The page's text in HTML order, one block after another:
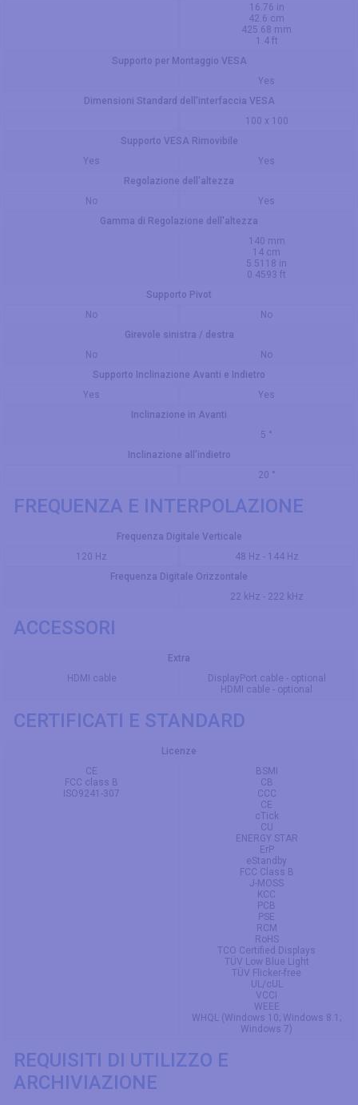
16.76 in
42.6 cm
425.68 mm
1.4 ft
Supporto per Montaggio VESA
Yes
Dimensioni Standard dell'interfaccia VESA
100 x 100
Supporto VESA Rimovibile
Yes
Yes
Regolazione dell'altezza
No
Yes
Gamma di Regolazione dell'altezza
140 mm
14 cm
5.5118 in
0.4593 ft
Supporto Pivot
No
No
Girevole sinistra / destra
No
No
Supporto Inclinazione Avanti e Indietro
Yes
Yes
Inclinazione in Avanti
5 °
Inclinazione all'indietro
20 °
FREQUENZA E INTERPOLAZIONE
Frequenza Digitale Verticale
120 Hz
48 Hz - 144 Hz
Frequenza Digitale Orizzontale
22 kHz - 222 kHz
ACCESSORI
Extra
HDMI cable
DisplayPort cable - optional
HDMI cable - optional
CERTIFICATI E STANDARD
Licenze
CE
FCC class B
ISO9241-307
BSMI
CB
CCC
CE
cTick
CU
ENERGY STAR
ErP
eStandby
FCC Class B
J-MOSS
KCC
PCB
PSE
RCM
RoHS
TCO Certified Displays
TÜV Low Blue Light
TÜV Flicker-free
UL/cUL
VCCI
WEEE
WHQL (Windows 10; Windows 8.1;
Windows 7)
REQUISITI DI UTILIZZO E
ARCHIVIAZIONE